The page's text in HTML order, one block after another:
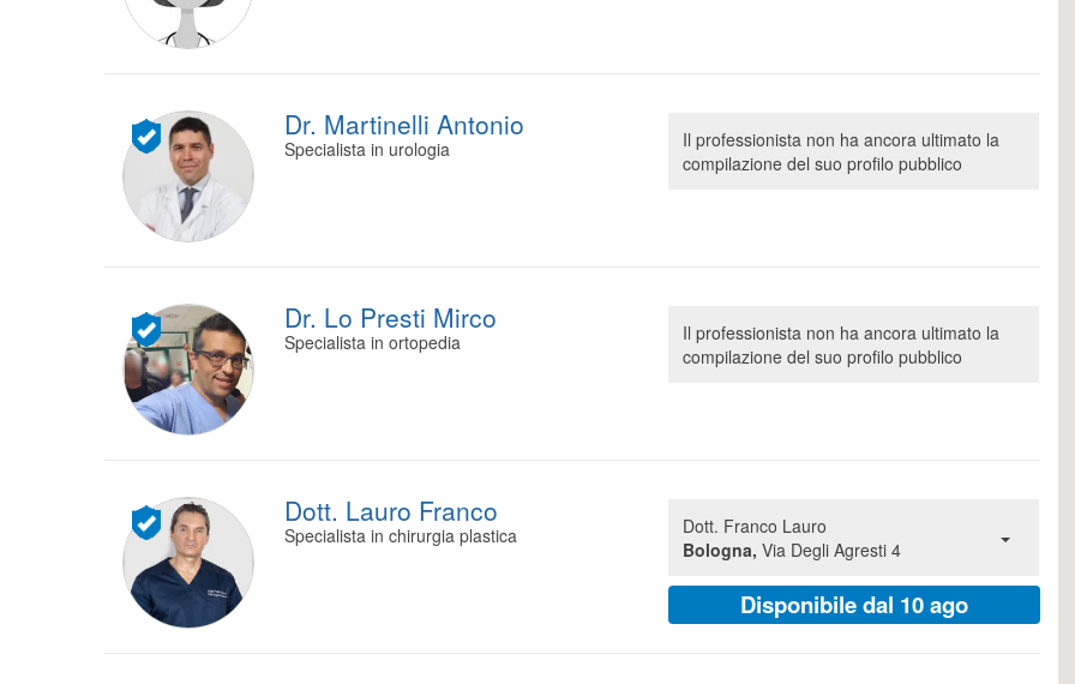
Dr. Martinelli Antonio
Specialista in urologia
Il professionista non ha ancora ultimato la
compilazione del suo profilo pubblico
Dr. Lo Presti Mirco
Specialista in ortopedia
Il professionista non ha ancora ultimato la
compilazione del suo profilo pubblico
Dott. Lauro Franco
Specialista in chirurgia plastica
Dott. Franco Lauro
Bologna, Via Degli Agresti 4
Disponibile dal 10 ago